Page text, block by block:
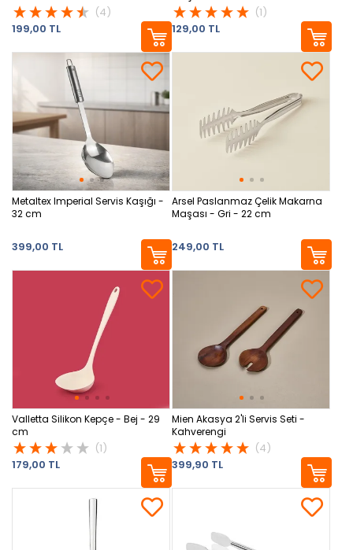
(4)
199,00 TL
(1)
129,00 TL
Metaltex Imperial Servis Kaşığı -
32 cm
399,00 TL
Arsel Paslanmaz Çelik Makarna
Maşası - Gri - 22 cm
249,00 TL
Valletta Silikon Kepçe - Bej - 29
cm
(1)
179,00 TL
Mien Akasya 2'li Servis Seti -
Kahverengi
(4)
399,90 TL